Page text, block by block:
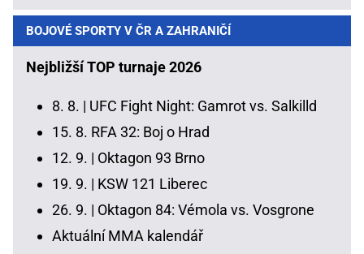
BOJOVÉ SPORTY V ČR A ZAHRANIČÍ
Nejbližší TOP turnaje 2026
8. 8. | UFC Fight Night: Gamrot vs. Salkilld
15. 8. RFA 32: Boj o Hrad
12. 9. | Oktagon 93 Brno
19. 9. | KSW 121 Liberec
26. 9. | Oktagon 84: Vémola vs. Vosgrone
Aktuální MMA kalendář